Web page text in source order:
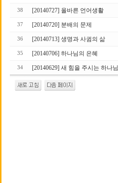
38 [20140727] 올바른 언어생활
37 [20140720] 분배의 문제
36 [20140713] 생명과 사귐의 삶
35 [20140706] 하나님의 은혜
34 [20140629] 새 힘을 주시는 하나님